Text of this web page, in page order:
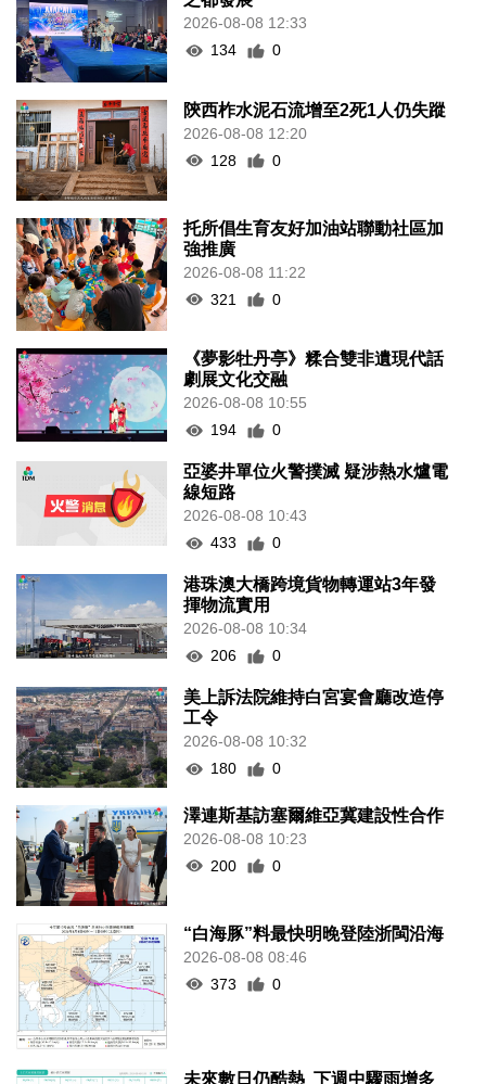
2026-08-08 12:33
134
0
陝西柞水泥石流增至2死1人仍失蹤
2026-08-08 12:20
128
0
托所倡生育友好加油站聯動社區加
強推廣
2026-08-08 11:22
321
0
《夢影牡丹亭》糅合雙非遺現代話
劇展文化交融
2026-08-08 10:55
194
0
亞婆井單位火警撲滅 疑涉熱水爐電
線短路
2026-08-08 10:43
433
0
港珠澳大橋跨境貨物轉運站3年發
揮物流實用
2026-08-08 10:34
206
0
美上訴法院維持白宮宴會廳改造停
工令
2026-08-08 10:32
180
0
澤連斯基訪塞爾維亞冀建設性合作
2026-08-08 10:23
200
0
“白海豚”料最快明晚登陸浙閩沿海
2026-08-08 08:46
373
0
未來數日仍酷熱 下週中驟雨增多